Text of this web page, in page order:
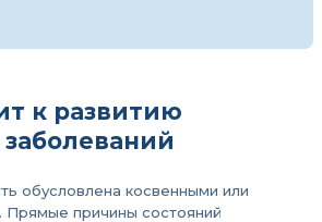
к развитию
обусловлена косвенными или
причины состояний